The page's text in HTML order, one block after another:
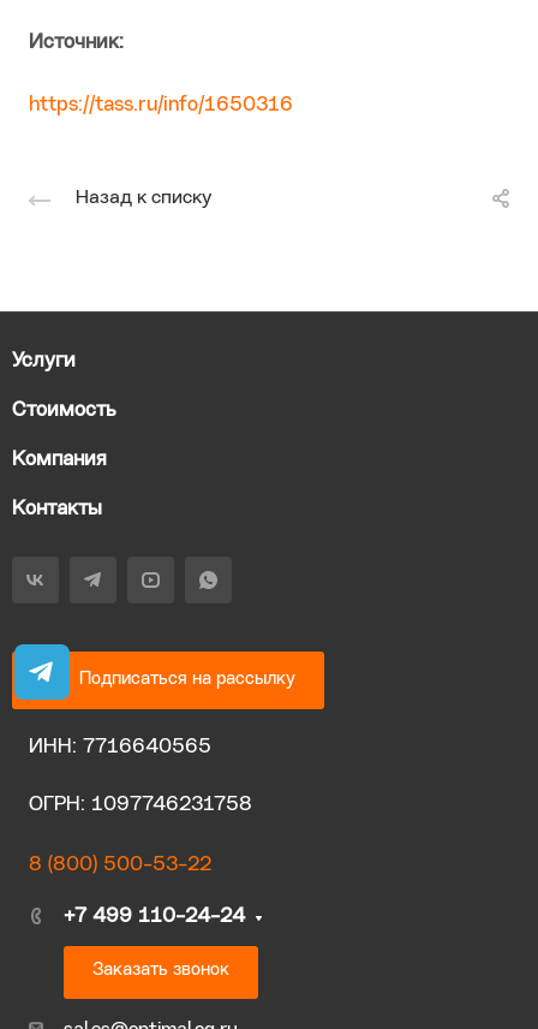
Источник:
https://tass.ru/info/1650316
Назад к списку
Услуги
Стоимость
Компания
Контакты
Подписаться на рассылку
ИНН: 7716640565
ОГРН: 1097746231758
8 (800) 500-53-22
+7 499 110-24-24
Заказать звонок